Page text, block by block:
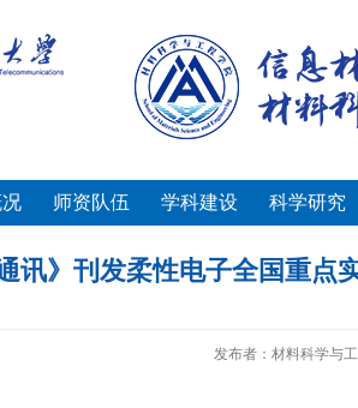
师资队伍 学科建设 科学研究
通讯》刊发柔性电子全国重
发布者：材料科学与